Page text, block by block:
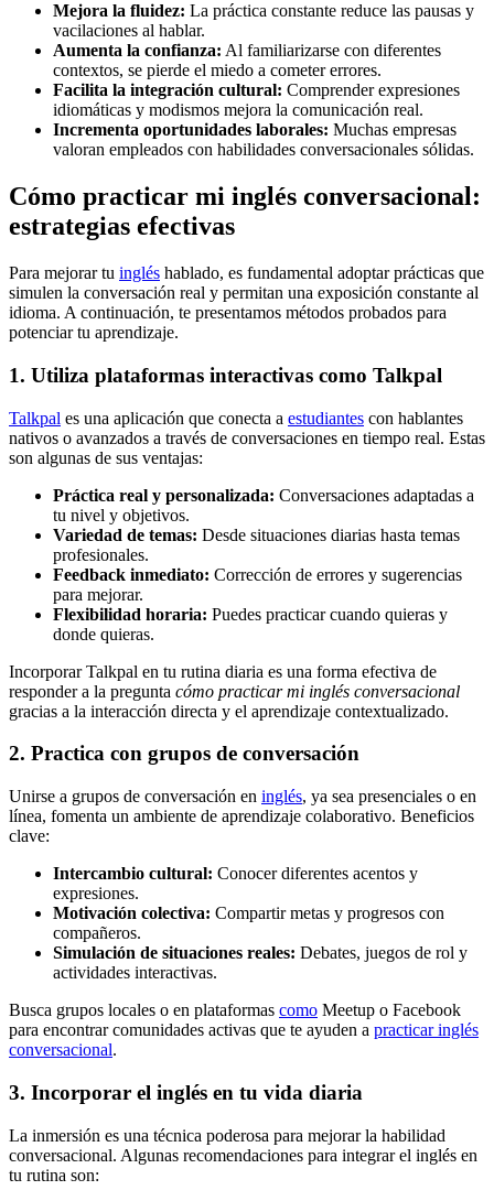
Mejora la fluidez: La práctica constante reduce las pausas y
vacilaciones al hablar.
Aumenta la confianza: Al familiarizarse con diferentes
contextos, se pierde el miedo a cometer errores.
Facilita la integración cultural: Comprender expresiones
idiomáticas y modismos mejora la comunicación real.
Incrementa oportunidades laborales: Muchas empresas
valoran empleados con habilidades conversacionales sólidas.
Cómo practicar mi inglés conversacional:
estrategias efectivas
Para mejorar tu inglés hablado, es fundamental adoptar prácticas que
simulen la conversación real y permitan una exposición constante al
idioma. A continuación, te presentamos métodos probados para
potenciar tu aprendizaje.
1. Utiliza plataformas interactivas como Talkpal
Talkpal es una aplicación que conecta a estudiantes con hablantes
nativos o avanzados a través de conversaciones en tiempo real. Estas
son algunas de sus ventajas:
Práctica real y personalizada: Conversaciones adaptadas a
tu nivel y objetivos.
Variedad de temas: Desde situaciones diarias hasta temas
profesionales.
Feedback inmediato: Corrección de errores y sugerencias
para mejorar.
Flexibilidad horaria: Puedes practicar cuando quieras y
donde quieras.
Incorporar Talkpal en tu rutina diaria es una forma efectiva de
responder a la pregunta cómo practicar mi inglés conversacional
gracias a la interacción directa y el aprendizaje contextualizado.
2. Practica con grupos de conversación
Unirse a grupos de conversación en inglés, ya sea presenciales o en
línea, fomenta un ambiente de aprendizaje colaborativo. Beneficios
clave:
Intercambio cultural: Conocer diferentes acentos y
expresiones.
Motivación colectiva: Compartir metas y progresos con
compañeros.
Simulación de situaciones reales: Debates, juegos de rol y
actividades interactivas.
Busca grupos locales o en plataformas como Meetup o Facebook
para encontrar comunidades activas que te ayuden a practicar inglés
conversacional.
3. Incorporar el inglés en tu vida diaria
La inmersión es una técnica poderosa para mejorar la habilidad
conversacional. Algunas recomendaciones para integrar el inglés en
tu rutina son: